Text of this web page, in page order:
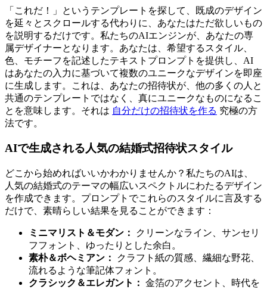
「これだ！」というテンプレートを探して、既成のデザイン
を延々とスクロールする代わりに、あなたはただ欲しいもの
を説明するだけです。私たちのAIエンジンが、あなたの専
属デザイナーとなります。あなたは、希望するスタイル、
色、モチーフを記述したテキストプロンプトを提供し、AI
はあなたの入力に基づいて複数のユニークなデザインを即座
に生成します。これは、あなたの招待状が、他の多くの人と
共通のテンプレートではなく、真にユニークなものになるこ
とを意味します。それは 自分だけの招待状を作る 究極の方
法です。
AIで生成される人気の結婚式招待状スタイル
どこから始めればいいかわかりませんか？私たちのAIは、
人気の結婚式のテーマの幅広いスペクトルにわたるデザイン
を作成できます。プロンプトでこれらのスタイルに言及する
だけで、素晴らしい結果を見ることができます：
ミニマリスト＆モダン：
クリーンなライン、サンセリ
フフォント、ゆったりとした余白。
素朴＆ボヘミアン：
クラフト紙の質感、繊細な野花、
流れるような筆記体フォント。
クラシック＆エレガント： 金箔のアクセント、時代を